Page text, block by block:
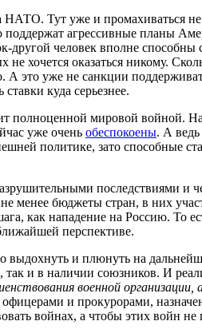
Тут уже и промахиваться
агрессивные планы
другой человек вполне
хочется оказаться никому.
это уже не санкции
куда серьезнее.
полноценной мировой войной.
уже очень обеспокоены. А
политике, зато способные
менее бюджеты стран, в них
как нападение на Россию. То
перспективе.
выдохнуть и плюнуть на
так и в наличии союзников. И
военной
и прокурорами,
войнах, а чтобы этих войн не